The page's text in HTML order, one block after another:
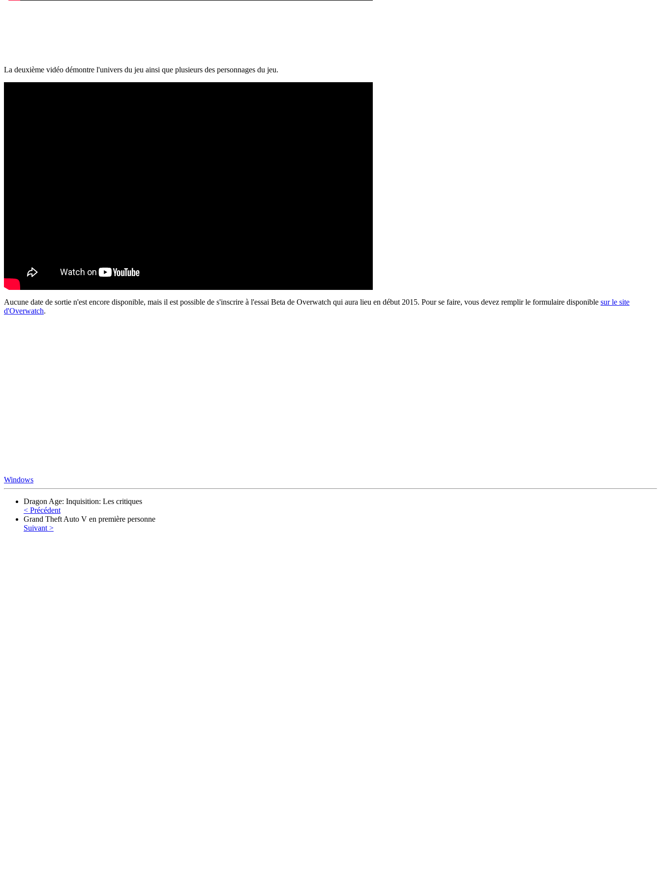
La deuxième vidéo démontre l'univers du jeu ainsi que plusieurs des personnages du jeu.
Aucune date de sortie n'est encore disponible, mais il est possible de s'inscrire à l'essai Beta de Overwatch qui aura lieu en début 2015. Pour se faire, vous devez remplir le formulaire disponible sur le site
d'Overwatch.
Windows
Dragon Age: Inquisition: Les critiques
< Précédent
Grand Theft Auto V en première personne
Suivant >